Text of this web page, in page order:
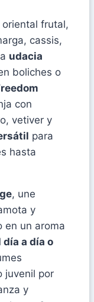
frutal,
cassis,
udacia
boliches o
con
vetiver y
para
hasta
, une
y
en un aroma
día a día o
juvenil por
y